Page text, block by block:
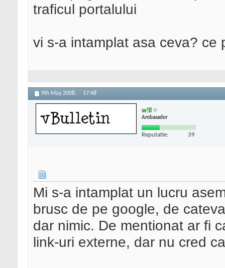
traficul portalului
vi s-a intamplat asa ceva? ce
9th May 2008, 17:48
w!ll
Ambasador
Reputatie: 39
Mi s-a intamplat un lucru
brusc de pe google, de
dar nimic. De mentionat ar fi
link-uri externe, dar nu cred